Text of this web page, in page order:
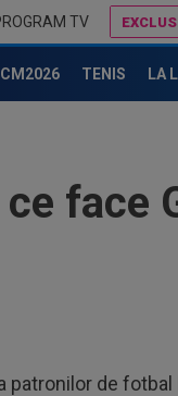
TV
CM2026 TENIS LA
face
patronilor de